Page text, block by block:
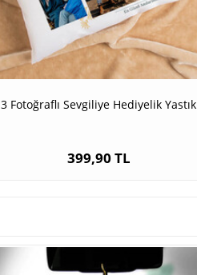
3 Fotoğraflı Sevgiliye Hediyelik Yastık
399,90 TL